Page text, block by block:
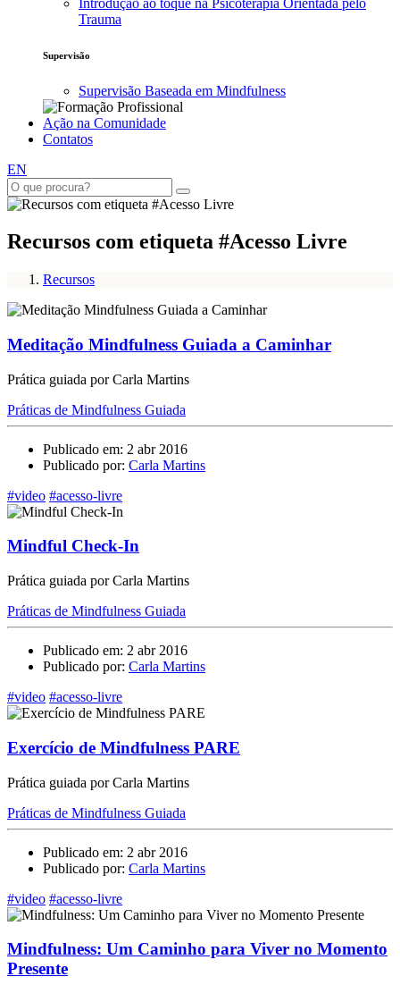
Trauma
Supervisão
Supervisão Baseada em Mindfulness
Ação na Comunidade
Contatos
EN
Recursos com etiqueta #Acesso Livre
Recursos
Meditação Mindfulness Guiada a Caminhar
Prática guiada por Carla Martins
Práticas de Mindfulness Guiada
Publicado em: 2 abr 2016
Publicado por: Carla Martins
#video #acesso-livre
Mindful Check-In
Prática guiada por Carla Martins
Práticas de Mindfulness Guiada
Publicado em: 2 abr 2016
Publicado por: Carla Martins
#video #acesso-livre
Exercício de Mindfulness PARE
Prática guiada por Carla Martins
Práticas de Mindfulness Guiada
Publicado em: 2 abr 2016
Publicado por: Carla Martins
#video #acesso-livre
Mindfulness: Um Caminho para Viver no Momento
Presente